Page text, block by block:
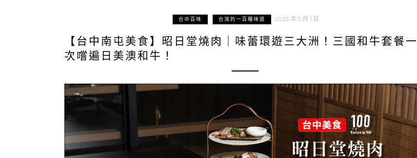
台中百味 台灣的一百種味道 2023 年 5 月 1 日
【台中南屯美食】昭日堂燒肉｜味蕾環遊三大洲！三國和牛套餐一
次嚐遍日美澳和牛！